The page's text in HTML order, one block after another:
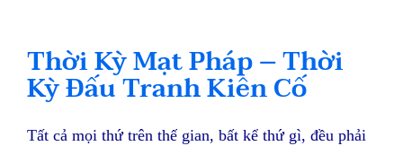
Thời Kỳ Mạt Pháp – Thời
Kỳ Đấu Tranh Kiên Cố
Tất cả mọi thứ trên thế gian, bất kể thứ gì, đều phải